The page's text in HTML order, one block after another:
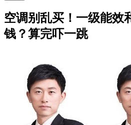
空调别乱买！一级能效
钱？算完吓一跳